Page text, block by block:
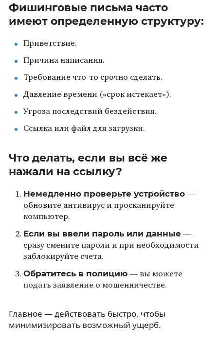
Фишинговые письма часто
имеют определенную структуру:
Приветствие.
Причина написания.
Требование что-то срочно сделать.
Давление времени («срок истекает»).
Угроза последствий бездействия.
Ссылка или файл для загрузки.
Что делать, если вы всё же
нажали на ссылку?
Немедленно проверьте устройство—
обновите антивирус и просканируйте
компьютер.
Если вы ввели пароль или данные—
сразу смените пароли и при необходимости
заблокируйте счета.
Обратитесь в полицию— вы можете
подать заявление о мошенничестве.
Главное — действовать быстро, чтобы
минимизировать возможный ущерб.